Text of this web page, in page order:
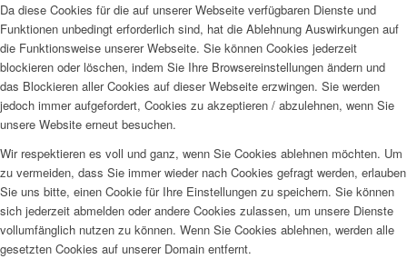
Da diese Cookies für die auf unserer Webseite verfügbaren Dienste und
Funktionen unbedingt erforderlich sind, hat die Ablehnung Auswirkungen auf
die Funktionsweise unserer Webseite. Sie können Cookies jederzeit
blockieren oder löschen, indem Sie Ihre Browsereinstellungen ändern und
das Blockieren aller Cookies auf dieser Webseite erzwingen. Sie werden
jedoch immer aufgefordert, Cookies zu akzeptieren / abzulehnen, wenn Sie
unsere Website erneut besuchen.
Wir respektieren es voll und ganz, wenn Sie Cookies ablehnen möchten. Um
zu vermeiden, dass Sie immer wieder nach Cookies gefragt werden, erlauben
Sie uns bitte, einen Cookie für Ihre Einstellungen zu speichern. Sie können
sich jederzeit abmelden oder andere Cookies zulassen, um unsere Dienste
vollumfänglich nutzen zu können. Wenn Sie Cookies ablehnen, werden alle
gesetzten Cookies auf unserer Domain entfernt.